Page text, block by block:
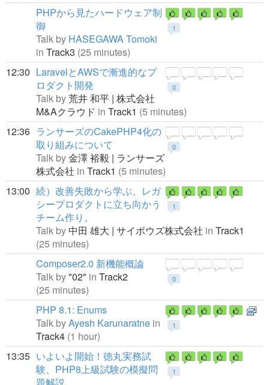
1
PHPから見たハードウェア制
御
Talk by HASEGAWA Tomoki
in Track3 (25 minutes)
12:30
0
LaravelとAWSで漸進的なプ
ロダクト開発
Talk by荒井 和平 | 株式会社
M&Aクラウド in Track1 (5 minutes)
12:36
0
ランサーズのCakePHP4化の
取り組みについて
Talk by金澤 裕毅 | ランサーズ
株式会社 in Track1 (5 minutes)
13:00
1
続）改善失敗から学ぶ、レガ
シープロダクトに立ち向かう
チーム作り。
Talk by 中田 雄大 | サイボウズ株式会社 in Track1
(25 minutes)
0
Composer2.0 新機能概論
Talk by"02" in Track2
(25 minutes)
1
PHP 8.1: Enums
Talk byAyesh Karunaratne in
Track4 (1 hour)
13:35
1
いよいよ開始！徳丸実務試
験、PHP8上級試験の模擬問